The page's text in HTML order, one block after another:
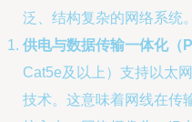
泛、结构复杂的网络系统。
供电与数据传输一体化（
Cat5e及以上）支持以太
技术。这意味着网线在传